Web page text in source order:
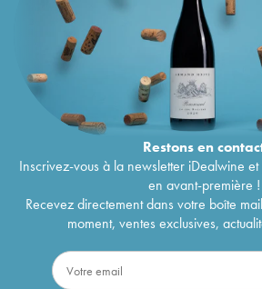
Restons en
Inscrivez-vous à la newsletter iDealwine
en avant-première !
Recevez directement dans votre boîte
moment, ventes exclusives,